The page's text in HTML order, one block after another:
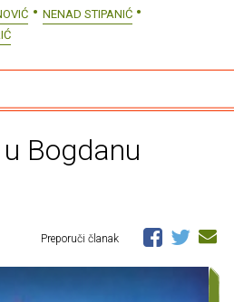
NENAD STIPANIĆ
Bogdanu
Preporuči članak